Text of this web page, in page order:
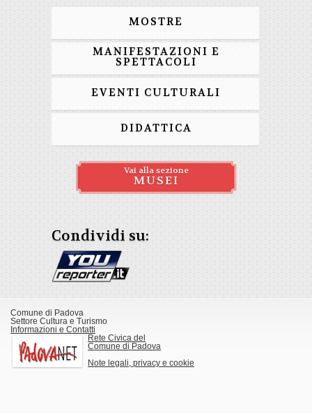
MOSTRE
MANIFESTAZIONI E
SPETTACOLI
EVENTI CULTURALI
DIDATTICA
Vai alla sezione
MUSEI
Condividi su:
Comune di Padova
Settore Cultura e Turismo
Informazioni e Contatti
Rete Civica del
Comune di Padova
Note legali, privacy e cookie